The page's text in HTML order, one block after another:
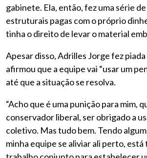
gabinete. Ela, então, fez uma série
estruturais pagas com o próprio
tinha o direito de levar o material
Apesar disso, Adrilles Jorge fez
afirmou que a equipe vai “usar um
até que a situação se resolva.
“Acho que é uma punição para mim,
conservador liberal, ser obrigado a
coletivo. Mas tudo bem. Tendo
minha equipe se aliviar ali perto, está